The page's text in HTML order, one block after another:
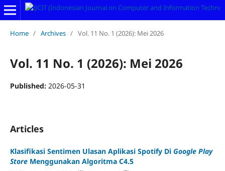
Home / Archives / Vol. 11 No. 1 (2026): Mei 2026
Vol. 11 No. 1 (2026): Mei 2026
Published: 2026-05-31
Articles
Klasifikasi Sentimen Ulasan Aplikasi Spotify Di Google Play
StoreMenggunakan Algoritma C4.5